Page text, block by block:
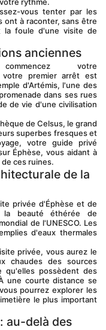
ont à raconter, sans être
la foule d'une visite de
anciennes
votre
premier arrêt est
d'Artémis, l'une des
dans ses rues
de vie d'une civilisation
superbes fresques et
votre guide privé
Éphèse, vous aidant à
ces ruines.
de la
la beauté éthérée de
de l'UNESCO. Les
d'eaux thermales
chaudes des sources
qu'elles possèdent des
une courte distance se
pourrez explorer les
le plus important
au-delà des